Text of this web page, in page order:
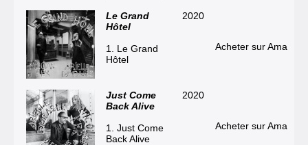
Le Grand
Hôtel
1. Le Grand
Hôtel
2020
Acheter sur Amazon
Just Come
Back Alive
1. Just Come
Back Alive
2020
Acheter sur Amazon